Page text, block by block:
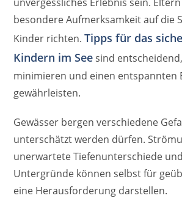
besondere Aufmerksamkeit auf die
Kinder richten.Tipps für das
Kindern im Seesind
minimieren und einen entspannten
gewährleisten.
Gewässer bergen verschiedene
unterschätzt werden dürfen.
unerwartete Tiefenunterschiede
Untergründe können selbst für
eine Herausforderung darstellen.